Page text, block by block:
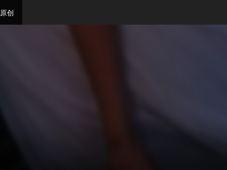
原创